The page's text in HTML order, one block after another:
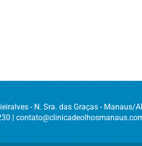
- N. Sra. das Graças - Manaus/
|